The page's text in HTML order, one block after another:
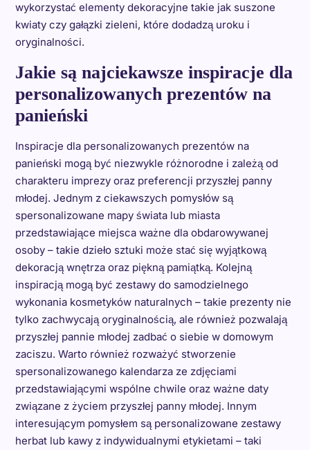
wykorzystać elementy dekoracyjne takie jak suszone
kwiaty czy gałązki zieleni, które dodadzą uroku i
oryginalności.
Jakie są najciekawsze inspiracje dla
personalizowanych prezentów na
panieński
Inspiracje dla personalizowanych prezentów na
panieński mogą być niezwykle różnorodne i zależą od
charakteru imprezy oraz preferencji przyszłej panny
młodej. Jednym z ciekawszych pomysłów są
spersonalizowane mapy świata lub miasta
przedstawiające miejsca ważne dla obdarowywanej
osoby – takie dzieło sztuki może stać się wyjątkową
dekoracją wnętrza oraz piękną pamiątką. Kolejną
inspiracją mogą być zestawy do samodzielnego
wykonania kosmetyków naturalnych – takie prezenty nie
tylko zachwycają oryginalnością, ale również pozwalają
przyszłej pannie młodej zadbać o siebie w domowym
zaciszu. Warto również rozważyć stworzenie
spersonalizowanego kalendarza ze zdjęciami
przedstawiającymi wspólne chwile oraz ważne daty
związane z życiem przyszłej panny młodej. Innym
interesującym pomysłem są personalizowane zestawy
herbat lub kawy z indywidualnymi etykietami – taki